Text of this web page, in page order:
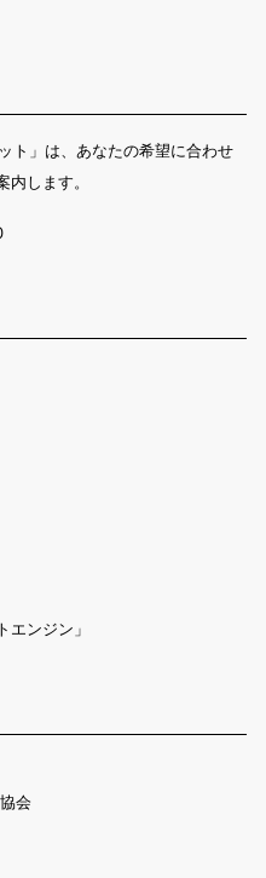
ト」は、あなたの希望に合わせ
します。
ンジン」
会